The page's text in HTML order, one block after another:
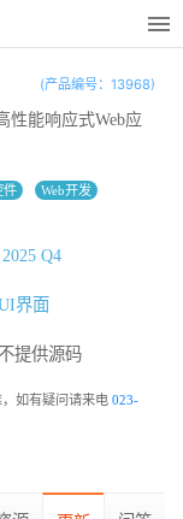
(产品编号：13968)
性能响应式Web应
件
Web开发
2025 Q4
界面
不提供源码
如有疑问请来电 023-